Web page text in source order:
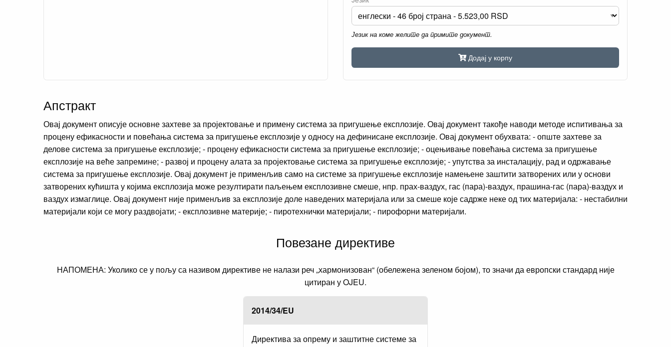
Језик на коме желите да примите документ.
Додај у корпу
Апстракт
Овај документ описује основне захтеве за пројектовање и примену система за пригушење експлозије. Овај документ такође наводи методе испитивања за
процену ефикасности и повећања система за пригушење експлозије у односу на дефинисане експлозије. Овај документ обухвата: - опште захтеве за
делове система за пригушење експлозије; - процену ефикасности система за пригушење експлозије; - оцењивање повећања система за пригушење
експлозије на веће запремине; - развој и процену алата за пројектовање система за пригушење експлозије; - упутства за инсталацију, рад и одржавање
система за пригушење експлозије. Овај документ је применљив само на системе за пригушење експлозије намењене заштити затворених или у основи
затворених кућишта у којима експлозија може резултирати паљењем експлозивне смеше, нпр. прах-ваздух, гас (пара)-ваздух, прашина-гас (пара)-ваздух и
ваздух измаглице. Овај документ није применљив за експлозије доле наведених материјала или за смеше које садрже неке од тих материјала: - нестабилни
материјали који се могу раздвојати; - експлозивне материје; - пиротехнички материјали; - пирофорни материјали.
Повезане директиве
НАПОМЕНА: Уколико се у пољу са називом директиве не налази реч „хармонизован“ (обележена зеленом бојом), то значи да европски стандард није
цитиран у OJEU.
2014/34/EU
Директива за опрему и заштитне системе за